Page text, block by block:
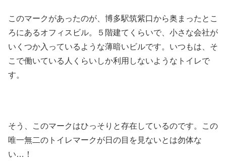
このマークがあったのが、博多駅筑紫口から奥まったとこ
ろにあるオフィスビル。５階建てくらいで、小さな会社が
いくつか入っているような薄暗いビルです。いつもは、そ
こで働いている人くらいしか利用しないようなトイレで
す。
そう、このマークはひっそりと存在しているのです。この
唯一無二のトイレマークが日の目を見ないとは勿体な
い…！